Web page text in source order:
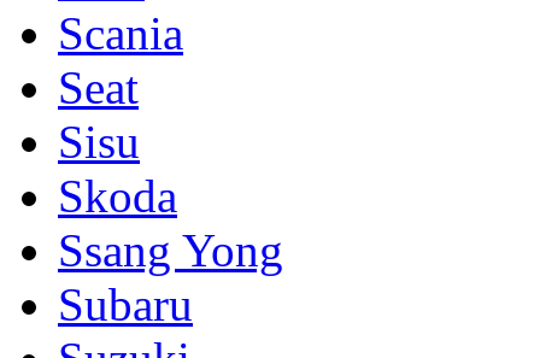
Scania
Seat
Sisu
Skoda
Ssang Yong
Subaru